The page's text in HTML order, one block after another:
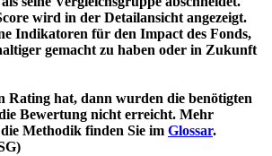
wird in der Detailansicht angezeigt.
Indikatoren für den Impact des Fonds,
gemacht zu haben oder in Zukunft
Rating hat, dann wurden die benötigten
Bewertung nicht erreicht. Mehr
Methodik finden Sie im Glossar.